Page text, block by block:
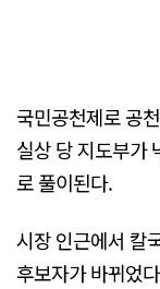
국민공천제로 공
실상 당 지도부가
로 풀이된다.
시장 인근에서 칼
후보자가 바뀌었